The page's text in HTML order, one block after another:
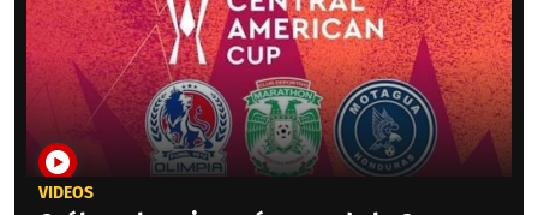
VIDEOS